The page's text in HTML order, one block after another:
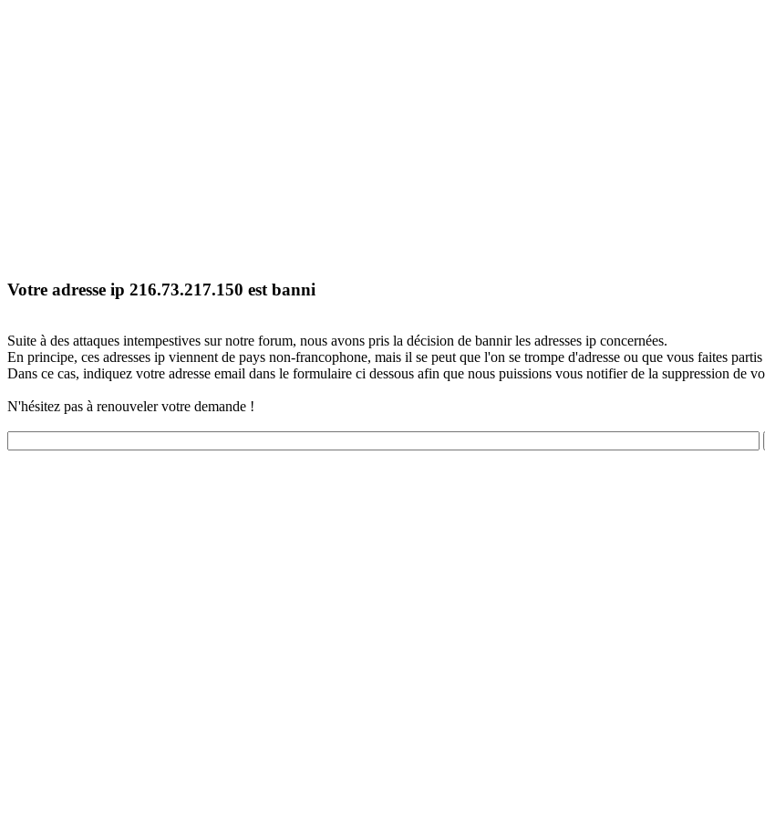
Votre adresse ip 216.73.217.150 est banni
Suite à des attaques intempestives sur notre forum, nous avons pris la décision de bannir les adresses ip concernées.
En principe, ces adresses ip viennent de pays non-francophone, mais il se peut que l'on se trompe d'adresse ou que vous faites
Dans ce cas, indiquez votre adresse email dans le formulaire ci dessous afin que nous puissions vous notifier de la suppression de
N'hésitez pas à renouveler votre demande !